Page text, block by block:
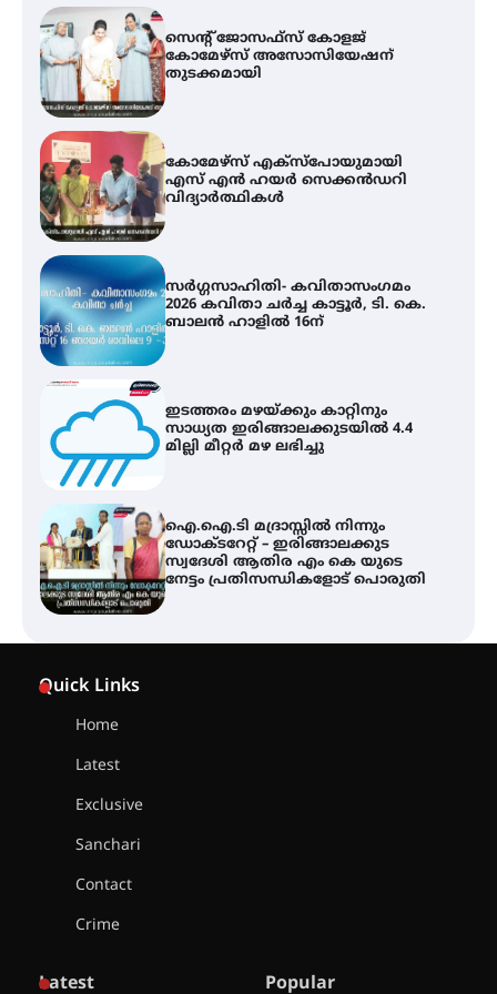
കോമേഴ്സ് എക്സ്പോയുമായി
എസ് എൻ ഹയർ സെക്കൻഡറി
വിദ്യാർത്ഥികൾ
സർഗ്ഗസാഹിതി- കവിതാസംഗമം
2026 കവിതാ ചർച്ച കാട്ടൂർ, ടി. കെ.
ബാലൻ ഹാളിൽ 16ന്
ഇടത്തരം മഴയ്ക്കും കാറ്റിനും
സാധ്യത ഇരിങ്ങാലക്കുടയിൽ 4.4
മില്ലി മീറ്റർ മഴ ലഭിച്ചു
ഐ.ഐ.ടി മദ്രാസ്സിൽ നിന്നും
ഡോക്ടറേറ്റ് – ഇരിങ്ങാലക്കുട
സ്വദേശി ആതിര എം കെ യുടെ
നേട്ടം പ്രതിസന്ധികളോട് പൊരുതി
ട്യുണീഷ്യൻ ചിത്രം ” ദി വോയിസ്
ഓഫ് ഹിന്ദ് റജബ് ” ഇരിങ്ങാലക്കുട
ഫിലിം സൊസൈറ്റി ആഗസ്റ്റ് 7
വെള്ളിയാഴ്ച സ്‌ക്രീൻ ചെയ്യുന്നു
Quick Links
Home
Latest
Exclusive
Sanchari
Contact
Crime
Latest Popular